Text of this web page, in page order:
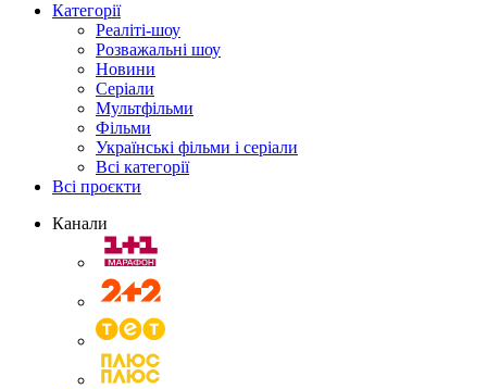
Категорії
Реаліті-шоу
Розважальні шоу
Новини
Серіали
Мультфільми
Фільми
Українські фільми і серіали
Всі категорії
Всі проєкти
Канали